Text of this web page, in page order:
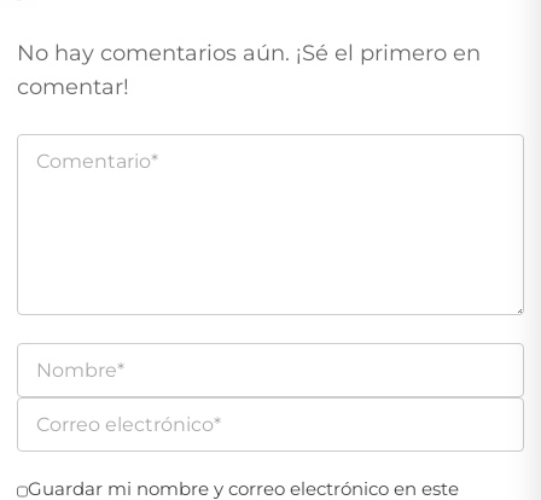
No hay comentarios aún. ¡Sé el primero en
comentar!
Guardar mi nombre y correo electrónico en este